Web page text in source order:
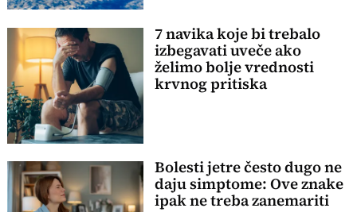
7 navika koje bi trebalo
izbegavati uveče ako
želimo bolje vrednosti
krvnog pritiska
Bolesti jetre često dugo ne
daju simptome: Ove znake
ipak ne treba zanemariti